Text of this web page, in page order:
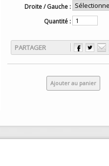
Droite / Gauche :
Quantité :
PARTAGER
Ajouter au panier